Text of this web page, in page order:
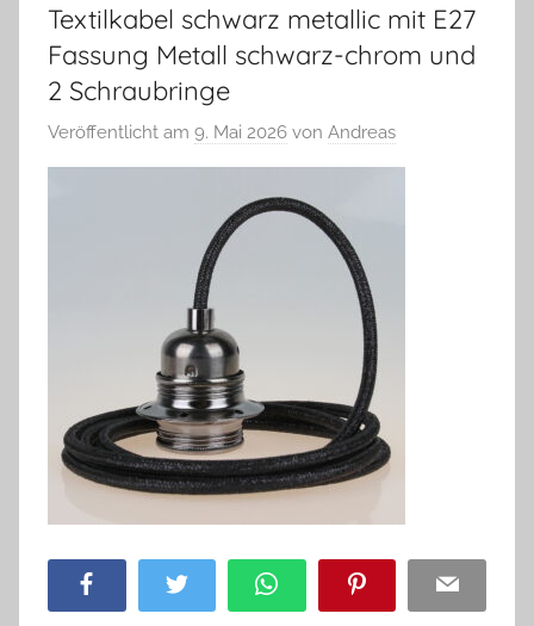
Textilkabel schwarz metallic mit E27
Fassung Metall schwarz-chrom und
2 Schraubringe
Veröffentlicht am 9. Mai 2026 von Andreas
Facebook Twitter WhatsApp Pinterest Email